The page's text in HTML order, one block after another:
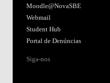
Moodle@NovaSBE
Webmail
Student Hub
Portal de Denúncias
Siga-nos